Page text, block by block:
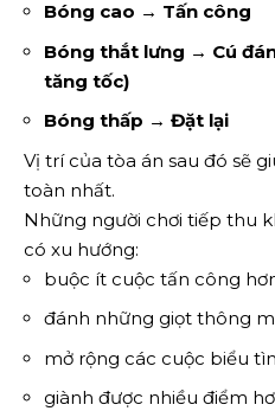
Bóng cao → Tấn công
Bóng thắt lưng → Cú
tăng tốc)
Bóng thấp → Đặt lại
Vị trí của tòa án sau đó sẽ
toàn nhất.
Những người chơi tiếp thu
có xu hướng:
buộc ít cuộc tấn công
đánh những giọt thông
mở rộng các cuộc biểu
giành được nhiều điểm